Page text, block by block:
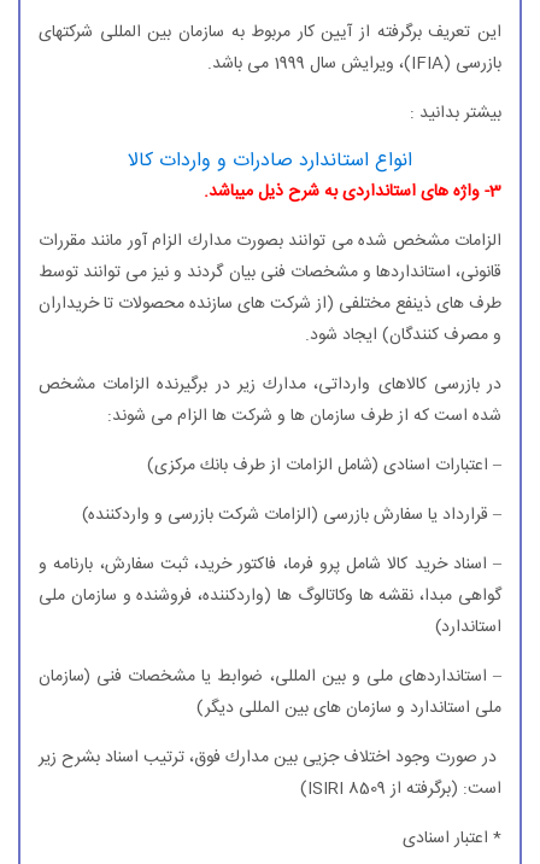
این تعریف برگرفته از آیین كار مربوط به سازمان بین المللی شركتهای
بازرسی (IFIA)، ویرایش سال 1999 می باشد.
بیشتر بدانید :
انواع استاندارد صادرات و واردات كالا
3- واژه های استانداردی به شرح ذیل میباشد.
الزامات مشخص شده می توانند بصورت مدارك الزام آور مانند مقررات
قانونی، استانداردها و مشخصات فنی بیان گردند و نیز می توانند توسط
طرف های ذینفع مختلفی (از شركت های سازنده محصولات تا خریداران
و مصرف كنندگان) ایجاد شود.
در بازرسی كالاهای وارداتی، مدارك زیر در برگیرنده الزامات مشخص
شده است كه از طرف سازمان ها و شركت ها الزام می شوند:
– اعتبارات اسنادی (شامل الزامات از طرف بانك مركزی)
– قرارداد یا سفارش بازرسی (الزامات شركت بازرسی و واردكننده)
– اسناد خرید كالا شامل پرو فرما، فاكتور خرید، ثبت سفارش، بارنامه و
گواهی مبدا، نقشه ها وكاتالوگ ها (واردكننده، فروشنده و سازمان ملی
استاندارد)
– استانداردهای ملی و بین المللی، ضوابط یا مشخصات فنی (سازمان
ملی استاندارد و سازمان های بین المللی دیگر)
در صورت وجود اختلاف جزیی بین مدارك فوق، ترتیب اسناد بشرح زیر
است: (برگرفته از ISIRI 8509)
* اعتبار اسنادی